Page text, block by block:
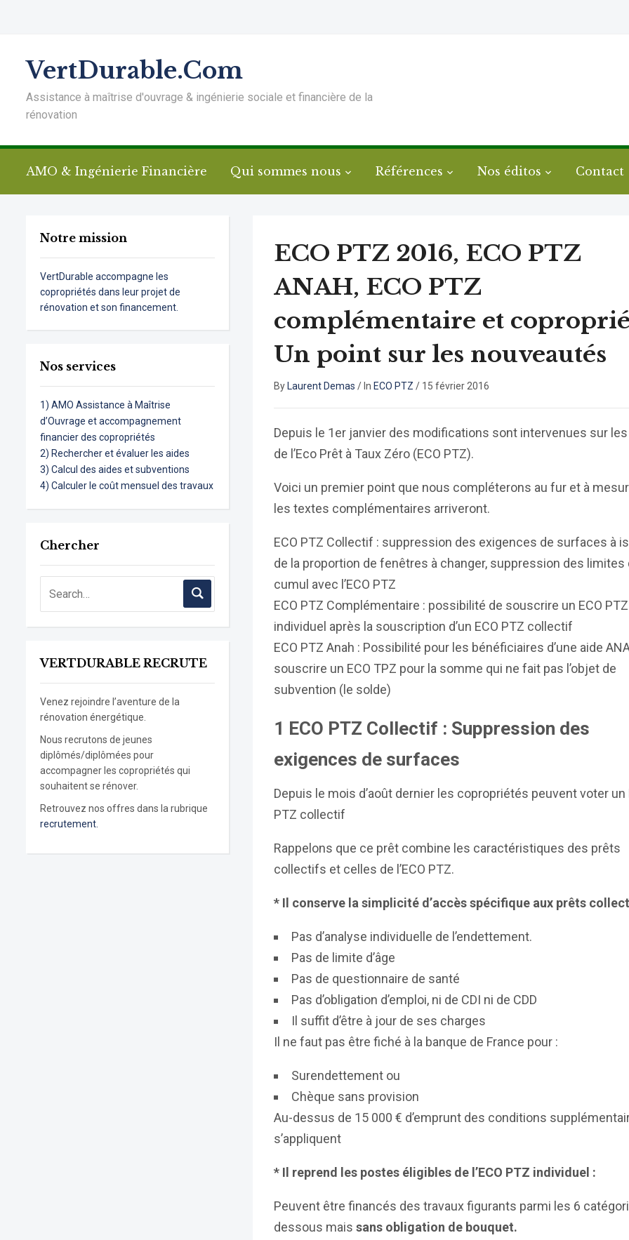
VertDurable.Com
Assistance à maîtrise d'ouvrage & ingénierie sociale et financière de la
rénovation
AMO & Ingénierie Financière Qui sommes nous Références Nos éditos Contact
Notre mission
VertDurable accompagne les
copropriétés dans leur projet de
rénovation et son financement.
Nos services
1) AMO Assistance à Maîtrise
d’Ouvrage et accompagnement
financier des copropriétés
2) Rechercher et évaluer les aides
3) Calcul des aides et subventions
4) Calculer le coût mensuel des travaux
Chercher
VERTDURABLE RECRUTE
Venez rejoindre l’aventure de la
rénovation énergétique.
Nous recrutons de jeunes
diplômés/diplômées pour
accompagner les copropriétés qui
souhaitent se rénover.
Retrouvez nos offres dans la rubrique
recrutement.
ECO PTZ 2016, ECO PTZ
ANAH, ECO PTZ
complémentaire et
Un point sur les nouveautés
By Laurent Demas / In ECO PTZ / 15 février 2016
Depuis le 1er janvier des modifications sont intervenues sur
de l’Eco Prêt à Taux Zéro (ECO PTZ).
Voici un premier point que nous compléterons au fur et à
les textes complémentaires arriveront.
ECO PTZ Collectif : suppression des exigences de surfaces à
de la proportion de fenêtres à changer, suppression des limites
cumul avec l’ECO PTZ
ECO PTZ Complémentaire : possibilité de souscrire un ECO PTZ
individuel après la souscription d’un ECO PTZ collectif
ECO PTZ Anah : Possibilité pour les bénéficiaires d’une aide
souscrire un ECO TPZ pour la somme qui ne fait pas l’objet de
subvention (le solde)
1 ECO PTZ Collectif : Suppression des
exigences de surfaces
Depuis le mois d’août dernier les copropriétés peuvent voter un
PTZ collectif
Rappelons que ce prêt combine les caractéristiques des prêts
collectifs et celles de l’ECO PTZ.
* Il conserve la simplicité d’accès spécifique aux prêts
Pas d’analyse individuelle de l’endettement.
Pas de limite d’âge
Pas de questionnaire de santé
Pas d’obligation d’emploi, ni de CDI ni de CDD
Il suffit d’être à jour de ses charges
Il ne faut pas être fiché à la banque de France pour :
Surendettement ou
Chèque sans provision
Au-dessus de 15 000 € d’emprunt des conditions
s’appliquent
* Il reprend les postes éligibles d e l’ECO PTZ individuel :
Peuvent être financés des travaux figurants parmi les 6
dessous mais sans obligation de bouquet.